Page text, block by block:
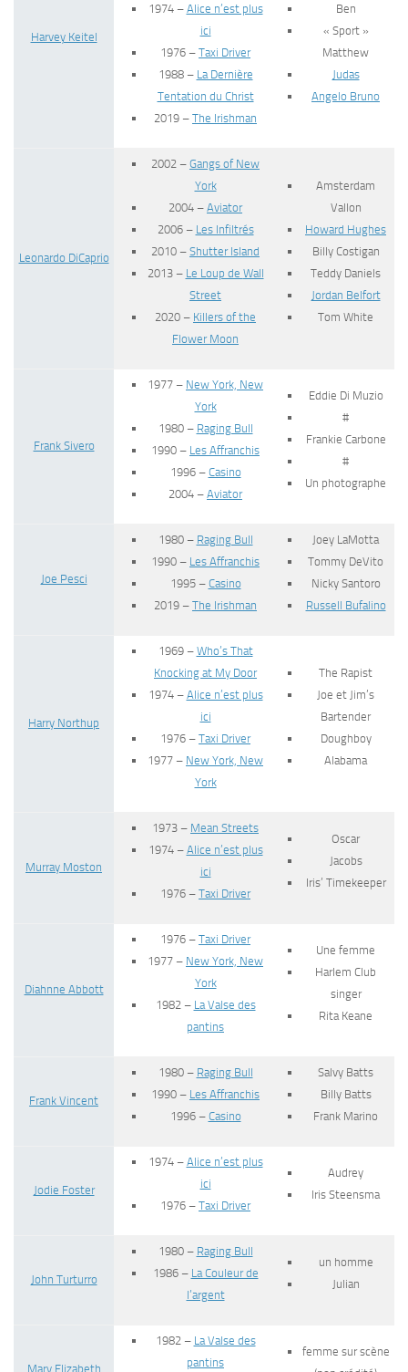
Harvey Keitel
1974 – Alice n’est plus
ici
1976 – Taxi Driver
1988 – La Dernière
Tentation du Christ
2019 – The Irishman
Ben
« Sport »
Matthew
Judas
Angelo Bruno
Leonardo DiCaprio
2002 – Gangs of New
York
2004 – Aviator
2006 – Les Infiltrés
2010 – Shutter Island
2013 – Le Loup de Wall
Street
2020 – Killers of the
Flower Moon
Amsterdam
Vallon
Howard Hughes
Billy Costigan
Teddy Daniels
Jordan Belfort
Tom White
Frank Sivero
1977 – New York, New
York
1980 – Raging Bull
1990 – Les Affranchis
1996 – Casino
2004 – Aviator
Eddie Di Muzio
#
Frankie Carbone
#
Un photographe
Joe Pesci
1980 – Raging Bull
1990 – Les Affranchis
1995 – Casino
2019 – The Irishman
Joey LaMotta
Tommy DeVito
Nicky Santoro
Russell Bufalino
Harry Northup
1969 – Who’s That
Knocking at My Door
1974 – Alice n’est plus
ici
1976 – Taxi Driver
1977 – New York, New
York
The Rapist
Joe et Jim’s
Bartender
Doughboy
Alabama
Murray Moston
1973 – Mean Streets
1974 – Alice n’est plus
ici
1976 – Taxi Driver
Oscar
Jacobs
Iris’ Timekeeper
Diahnne Abbott
1976 – Taxi Driver
1977 – New York, New
York
1982 – La Valse des
pantins
Une femme
Harlem Club
singer
Rita Keane
Frank Vincent
1980 – Raging Bull
1990 – Les Affranchis
1996 – Casino
Salvy Batts
Billy Batts
Frank Marino
Jodie Foster
1974 – Alice n’est plus
ici
1976 – Taxi Driver
Audrey
Iris Steensma
John Turturro
1980 – Raging Bull
1986 – La Couleur de
l’argent
un homme
Julian
Mary Elizabeth
1982 – La Valse des
pantins
femme sur scène